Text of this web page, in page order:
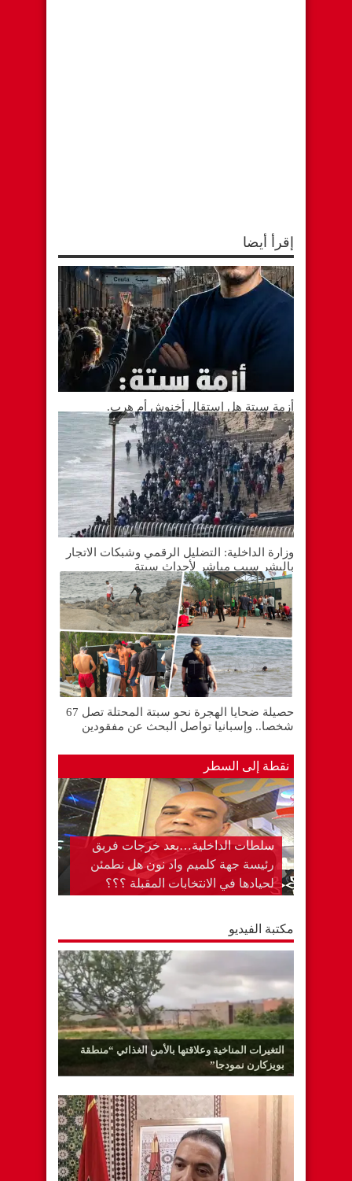
إقرأ أيضا
أزمة سبتة هل استقال أخنوش أم هرب.
وزارة الداخلية: التضليل الرقمي وشبكات الاتجار
بالبشر سبب مباشر لأحداث سبتة
حصيلة ضحايا الهجرة نحو سبتة المحتلة تصل 67
شخصا.. وإسبانيا تواصل البحث عن مفقودين
نقطة إلى السطر
سلطات الداخلية…بعد خرجات فريق
رئيسة جهة كلميم واد نون هل نطمئن
لحيادها في الانتخابات المقبلة ؟؟؟
مكتبة الفيديو
التغيرات المناخية وعلاقتها بالأمن الغذائي “منطقة
بويزكارن نمودجا”